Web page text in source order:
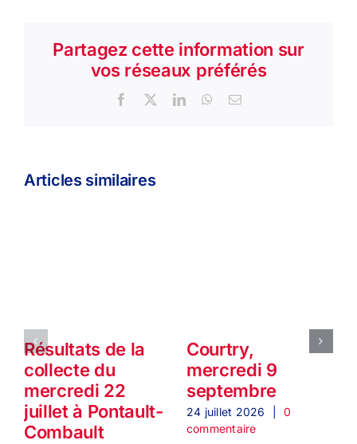
Partagez cette information sur
vos réseaux préférés
Facebook
X LinkedInWhatsApp
Email
Articles similaires
Résultats de la
collecte du
mercredi 22
juillet à Pontault-
Combault
Courtry,
mercredi 9
septembre
24 juillet 2026
0
commentaire